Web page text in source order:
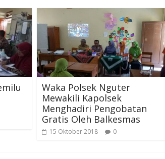
Waka Polsek Nguter
Mewakili Kapolsek
Menghadiri Pengobatan
Gratis Oleh Balkesmas
15 Oktober 2018 0